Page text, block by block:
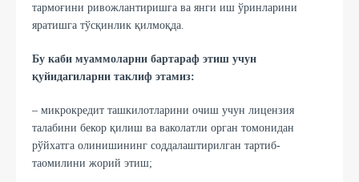
тармоғини ривожлантиришга ва янги иш ўринларини
яратишга тўсқинлик қилмоқда.
Бу каби муаммоларни бартараф этиш учун
қуйидагиларни таклиф этамиз:
– микрокрeдит ташкилотларини очиш учун лицензия
талабини бекор қилиш ва ваколатли орган томонидан
рўйхатга олинишининг соддалаштирилган тартиб-
таомилини жорий этиш;